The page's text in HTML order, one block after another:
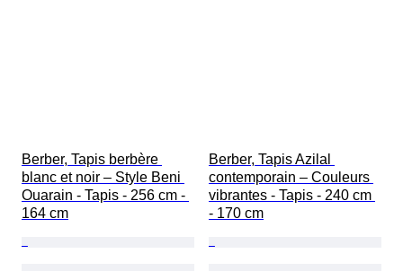
Berber, Tapis berbère
blanc et noir – Style Beni
Ouarain - Tapis - 256 cm -
164 cm
Berber, Tapis Azilal
contemporain – Couleurs
vibrantes - Tapis - 240 cm
- 170 cm